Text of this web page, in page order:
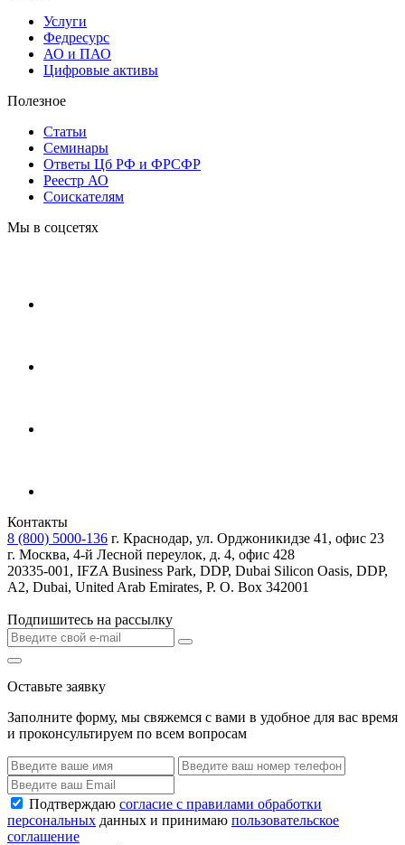
Услуги
Федресурс
АО и ПАО
Цифровые активы
Полезное
Статьи
Cеминары
Ответы Цб РФ и ФРСФР
Реестр АО
Соискателям
Мы в соцсетях
Контакты
8 (800) 5000-136 г. Краснодар, ул. Орджоникидзе 41, офис 23
г. Москва, 4-й Лесной переулок, д. 4, офис 428
20335-001, IFZA Business Park, DDP, Dubai Silicon Oasis, DDP,
A2, Dubai, United Arab Emirates, P. O. Box 342001
Подпишитесь на рассылку
Оставьте заявку
Заполните форму, мы свяжемся с вами в удобное для вас время
и проконсультируем по всем вопросам
Подтверждаю согласие с правилами обработки
персональных данных и принимаю пользовательское
соглашение